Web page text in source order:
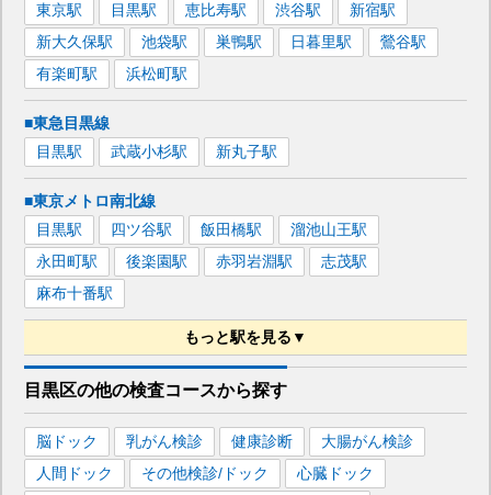
東京駅 目黒駅 恵比寿駅 渋谷駅 新宿駅
新大久保駅 池袋駅 巣鴨駅 日暮里駅 鶯谷駅
有楽町駅 浜松町駅
■東急目黒線
目黒駅 武蔵小杉駅 新丸子駅
■東京メトロ南北線
目黒駅 四ツ谷駅 飯田橋駅 溜池山王駅
永田町駅 後楽園駅 赤羽岩淵駅 志茂駅
麻布十番駅
もっと駅を見る▼
■都営三田線
目黒駅 巣鴨駅 神保町駅 春日駅 芝公園駅
西巣鴨 駅 西台駅
目黒区の他の検査コースから探す
脳ドック 乳がん検診 健康診断
大腸がん検診
人間ドック
その他検診/ドック
心臓ドック